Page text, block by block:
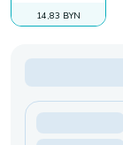
14,83 BYN